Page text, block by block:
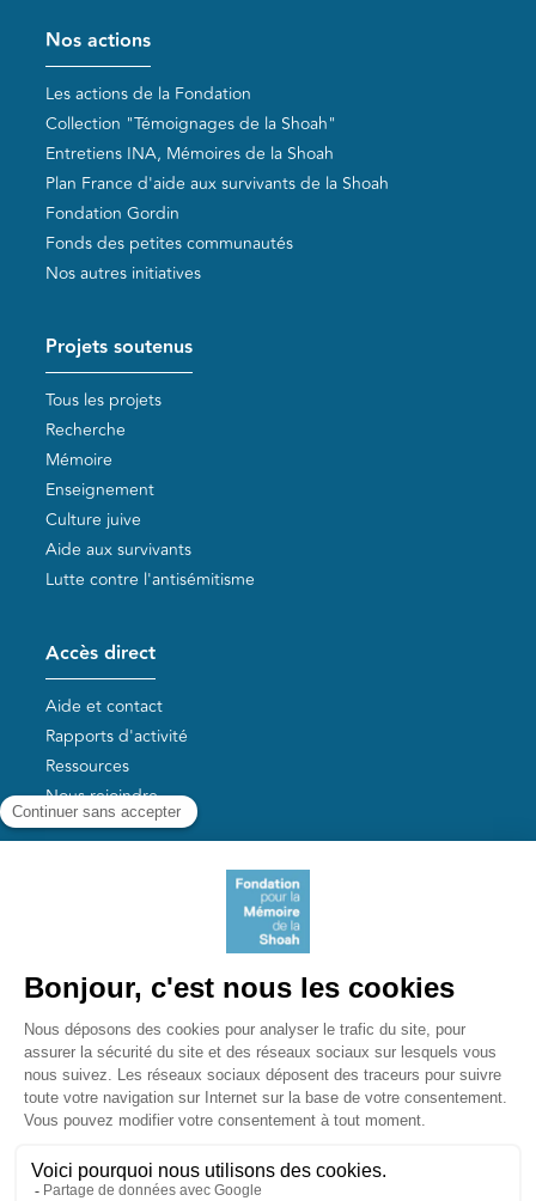
Pied de page
Nos actions
Les actions de la Fondation
Collection "Témoignages de la Shoah"
Entretiens INA, Mémoires de la Shoah
Plan France d'aide aux survivants de la Shoah
Fondation Gordin
Fonds des petites communautés
Nos autres initiatives
Projets soutenus
Tous les projets
Recherche
Mémoire
Enseignement
Culture juive
Aide aux survivants
Lutte contre l'antisémitisme
Accès direct
Aide et contact
Rapports d'activité
Ressources
Nous rejoindre
Aide aux survivants de la Shoah
Liens utiles
Mémorial de la Shoah
Le camp des Milles
Yad Vashem France
Akadem
mahJ